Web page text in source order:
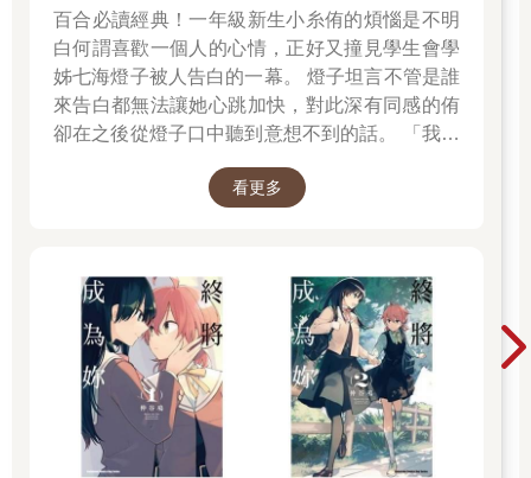
百合必讀經典！一年級新生小糸侑的煩惱是不明
白何謂喜歡一個人的心情，正好又撞見學生會學
姊七海燈子被人告白的一幕。 燈子坦言不管是誰
來告白都無法讓她心跳加快，對此深有同感的侑
卻在之後從燈子口中聽到意想不到的話。 「我好
看更多